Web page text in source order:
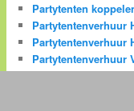
Partytenten
Partytentenverhuur
Partytentenverhuur
Partytentenverhuur
Partytentverhuur